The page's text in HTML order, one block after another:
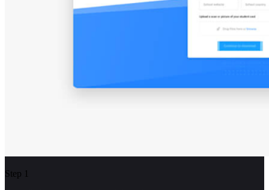
Step 1